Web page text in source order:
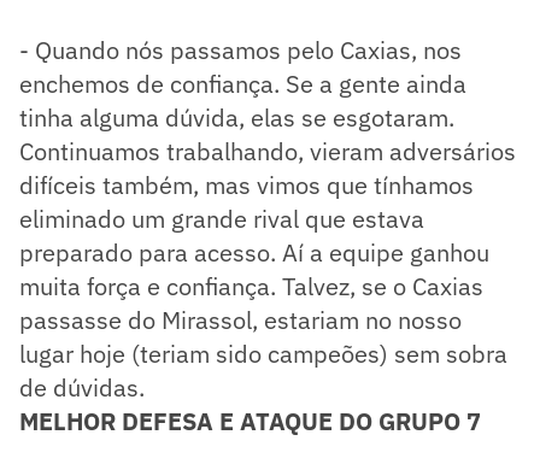
- Quando nós passamos pelo Caxias, nos
enchemos de confiança. Se a gente ainda
tinha alguma dúvida, elas se esgotaram.
Continuamos trabalhando, vieram adversários
difíceis também, mas vimos que tínhamos
eliminado um grande rival que estava
preparado para acesso. Aí a equipe ganhou
muita força e confiança. Talvez, se o Caxias
passasse do Mirassol, estariam no nosso
lugar hoje (teriam sido campeões) sem sobra
de dúvidas.
MELHOR DEFESA E ATAQUE DO GRUPO 7